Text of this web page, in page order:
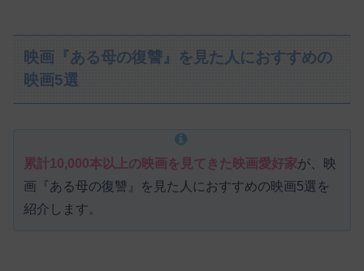
映画『ある母の復讐』を見た人におすすめの
映画5選
累計10,000本以上の映画を見てきた映画愛好家が、映
画『ある母の復讐』を見た人におすすめの映画5選を
紹介します。